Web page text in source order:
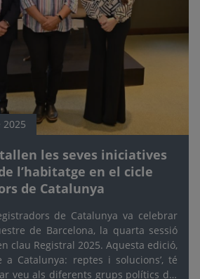
les seves iniciatives
l’habitatge en el cicle
de Catalunya
de Catalunya va celebrar
de Barcelona, la quarta sessió
clau Registral 2025. Aquesta edició,
a Catalunya: reptes i solucions’, té
veu als diferents grups polítics del